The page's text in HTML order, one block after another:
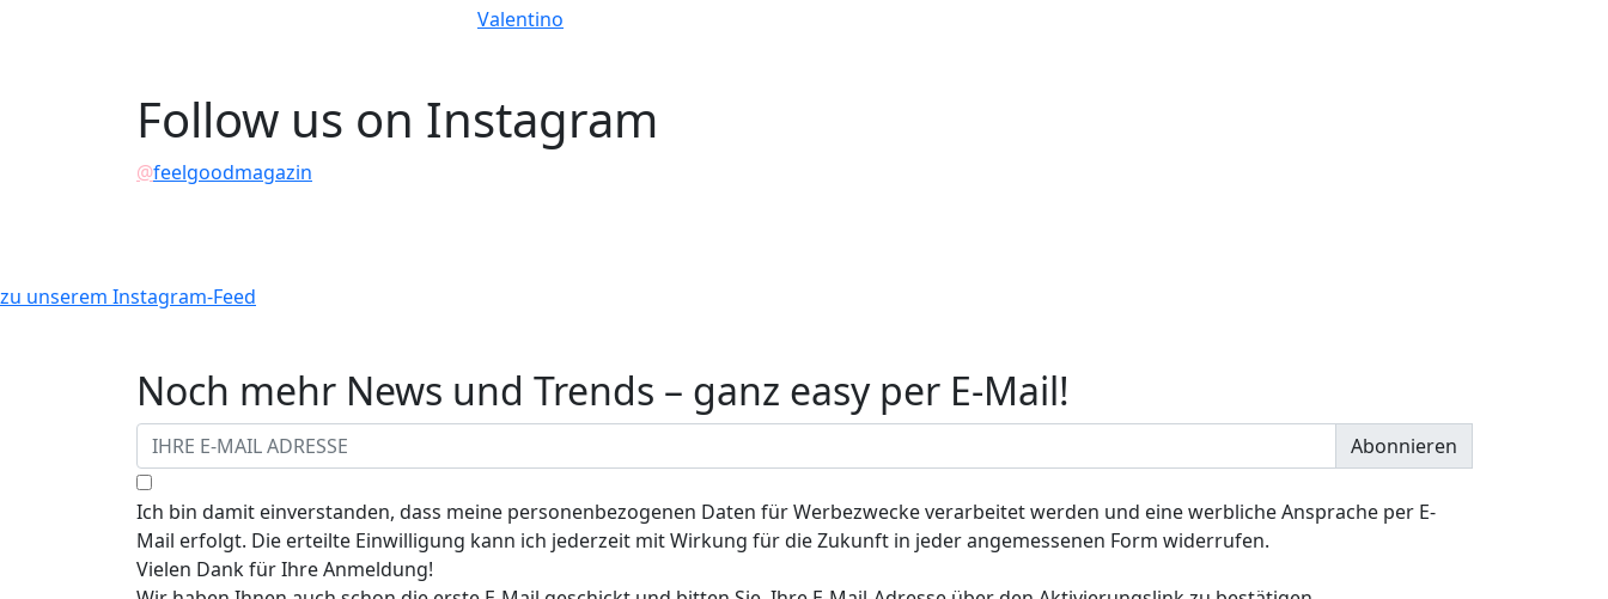
Valentino
Follow us on Instagram
@feelgoodmagazin
zu unserem Instagram-Feed
Noch mehr News und Trends – ganz easy per E-Mail!
Abonnieren
Ich bin damit einverstanden, dass meine personenbezogenen Daten für Werbezwecke verarbeitet werden und eine werbliche Ansprache per E-
Mail erfolgt. Die erteilte Einwilligung kann ich jederzeit mit Wirkung für die Zukunft in jeder angemessenen Form widerrufen.
Vielen Dank für Ihre Anmeldung!